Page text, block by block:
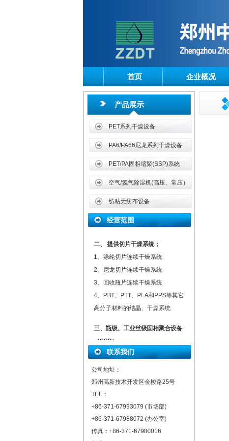
首页 企业概况
产品展示
PET系列干燥设备
PA6/PA66尼龙系列干燥设备
PET/PA固相缩聚(SSP)系统
空气/氮气除湿机(高压、常压）
纺粘无纺布设备
经营范围
一、 提供切片等颗粒状物料及PTA
1、气流输送设备
2、链板式输送设备
二、 提供切片干燥系统；
1、涤纶切片连续干燥系统
2、尼龙切片连续干燥系统
3、回收瓶片连续干燥系统
4、PBT、PTT、PLA和PPS等其它
高分子材料的结晶、干燥系统
三、瓶级、工业丝级固相聚合设备
（SSP）
1、间歇式固相聚合设备
四、色母料干燥设备和计量设备
1、体积式计量设备
2、失重式计量设备
联系我们
公司地址：
郑州高新技术开发区金梭路25号
TEL：
+86-371-67993079 (市场部)
+86-371-67988072 (办公室)
传真：+86-371-67980016